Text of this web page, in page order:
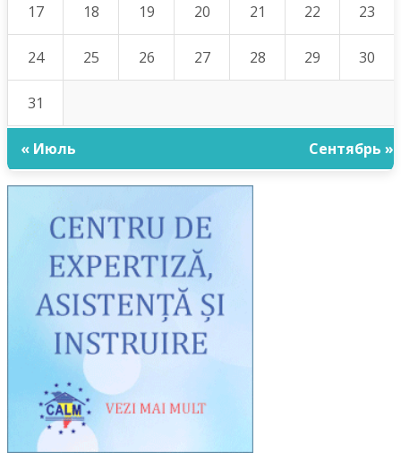
17 18 19 20 21 22 23
24 25 26 27 28 29 30
31
« Июль Сентябрь »